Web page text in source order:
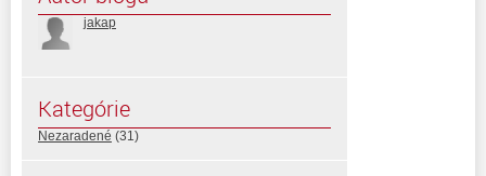
jakap
Kategórie
Nezaradené (31)